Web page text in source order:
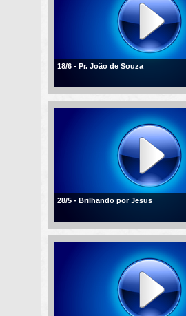
18/6 - Pr. João de Souza
28/5 - Brilhando por Jesus